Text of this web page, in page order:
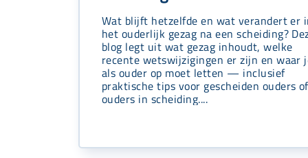
Wat blijft hetzelfde en wat verandert er
het ouderlijk gezag na een scheiding?
blog legt uit wat gezag inhoudt, welke
recente wetswijzigingen er zijn en waar
als ouder op moet letten — inclusief
praktische tips voor gescheiden ouders of
ouders in scheiding....